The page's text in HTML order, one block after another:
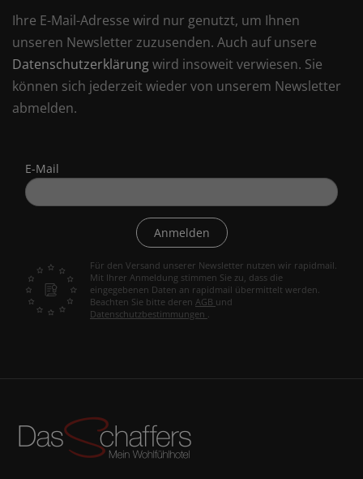
Ihre E-Mail-Adresse wird nur genutzt, um Ihnen
unseren Newsletter zuzusenden. Auch auf unsere
Datenschutzerklärungwird insoweit verwiesen. Sie
können sich jederzeit wieder von unserem Newsletter
abmelden.
E-Mail
Anmelden
Für den Versand unserer Newsletter nutzen wir rapidmail.
Mit Ihrer Anmeldung stimmen Sie zu, dass die
eingegebenen Daten an rapidmail übermittelt werden.
Beachten Sie bitte deren AGB und
Datenschutzbestimmungen .